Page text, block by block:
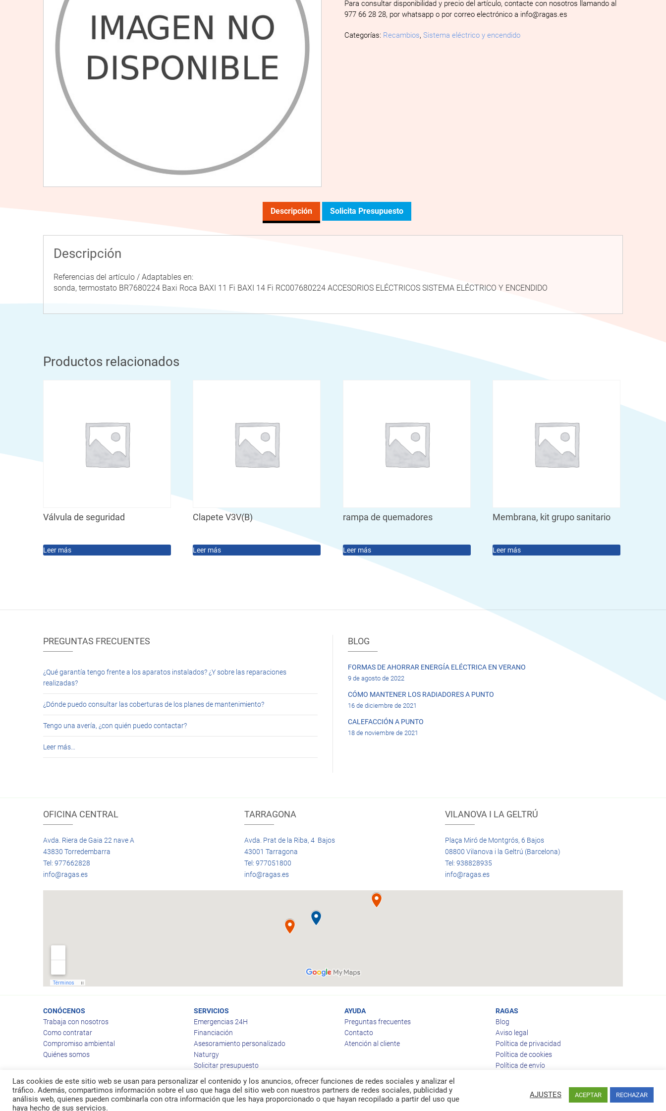
Para consultar disponibilidad y precio del artículo, contacte con nosotros llamando al
977 66 28 28, por whatsapp o por correo electrónico a info@ragas.es
Categorías: Recambios,Sistema eléctrico y encendido
Descripción Solicita Presupuesto
Descripción
Referencias del artículo / Adaptables en:
sonda, termostato BR7680224 Baxi Roca BAXI 11 Fi BAXI 14 Fi RC007680224 ACCESORIOS ELÉCTRICOS SISTEMA ELÉCTRICO Y ENCENDIDO
Productos relacionados
Válvula de seguridad
Leer más
Clapete V3V(B)
Leer más
rampa de quemadores
Leer más
Membrana, kit grupo sanitario
Leer más
PREGUNTAS FRECUENTES
¿Qué garantía tengo frente a los aparatos instalados? ¿Y sobre las reparaciones
realizadas?
¿Dónde puedo consultar las coberturas de los planes de mantenimiento?
Tengo una avería, ¿con quién puedo contactar?
Leer más…
BLOG
FORMAS DE AHORRAR ENERGÍA ELÉCTRICA EN VERANO
9 de agosto de 2022
CÓMO MANTENER LOS RADIADORES A PUNTO
16 de diciembre de 2021
CALEFACCIÓN A PUNTO
18 de noviembre de 2021
OFICINA CENTRAL
Avda. Riera de Gaia 22 nave A
43830 Torredembarra
Tel: 977662828
info@ragas.es
TARRAGONA
Avda. Prat de la Riba, 4 Bajos
43001 Tarragona
Tel: 977051800
info@ragas.es
VILANOVA I LA GELTRÚ
Plaça Miró de Montgrós, 6 Bajos
08800 Vilanova i la Geltrú (Barcelona)
Tel: 938828935
info@ragas.es
CONÓCENOS
Trabaja con nosotros
Como contratar
Compromiso ambiental
Quiénes somos
SERVICIOS
Emergencias 24H
Financiación
Asesoramiento personalizado
Naturgy
Solicitar presupuesto
AYUDA
Preguntas frecuentes
Contacto
Atención al cliente
RAGAS
Blog
Aviso legal
Política de privacidad
Política de cookies
Política de envío
© 2026Ragas
Las cookies de este sitio web se usan para personalizar el contenido y los anuncios, ofrecer funciones de redes sociales y analizar el
tráfico. Además, compartimos información sobre el uso que haga del sitio web con nuestros partners de redes sociales, publicidad y
análisis web, quienes pueden combinarla con otra información que les haya proporcionado o que hayan recopilado a partir del uso que
haya hecho de sus servicios.
AJUSTES ACEPTAR RECHAZAR